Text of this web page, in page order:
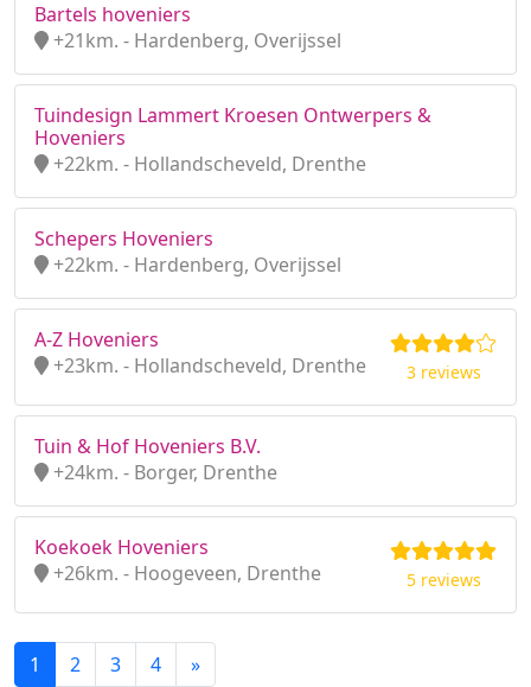
Bartels hoveniers
+21km. - Hardenberg, Overijssel
Tuindesign Lammert Kroesen Ontwerpers &
Hoveniers
+22km. - Hollandscheveld, Drenthe
Schepers Hoveniers
+22km. - Hardenberg, Overijssel
A-Z Hoveniers
+23km. - Hollandscheveld, Drenthe
3 reviews
Tuin & Hof Hoveniers B.V.
+24km. - Borger, Drenthe
Koekoek Hoveniers
+26km. - Hoogeveen, Drenthe
5 reviews
1 2 3 4 »